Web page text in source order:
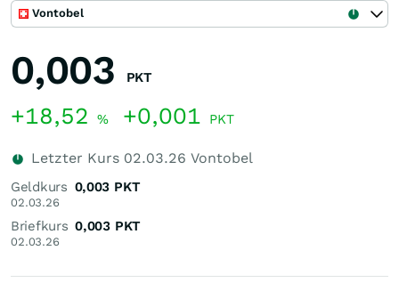
Vontobel
0,003 PKT
+18,52 % +0,001 PKT
Letzter Kurs 02.03.26 Vontobel
Geldkurs
02.03.26
0,003 PKT
Briefkurs
02.03.26
0,003 PKT